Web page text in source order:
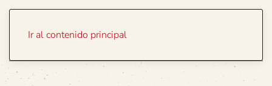
Ir al contenido principal